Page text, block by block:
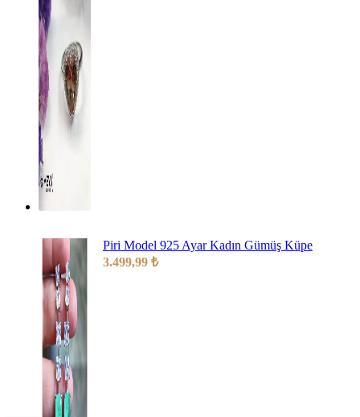
Piri Model 925 Ayar Kadın Gümüş Küpe
3.499,99 ₺